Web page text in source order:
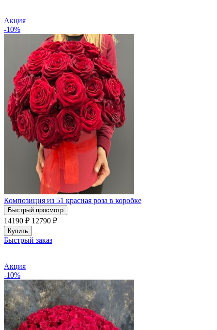
Акция
-10%
Композиция из 51 красная роза в коробке
Быстрый просмотр
14190 ₽ 12790 ₽
Купить
Быстрый заказ
Акция
-10%